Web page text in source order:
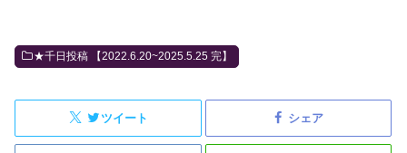
★千日投稿 【2022.6.20~2025.5.25 完】
ツイート シェア